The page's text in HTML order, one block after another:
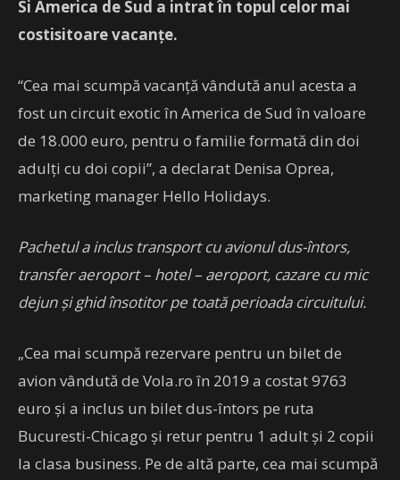
Si America de Sud a intrat în topul celor mai
costisitoare vacanţe.
“Cea mai scumpă vacanţă vândută anul acesta a
fost un circuit exotic în America de Sud în valoare
de 18.000 euro, pentru o familie formată din doi
adulţi cu doi copii”, a declarat Denisa Oprea,
marketing manager Hello Holidays.
Pachetul a inclus transport cu avionul dus-întors,
transfer aeroport – hotel – aeroport, cazare cu mic
dejun şi ghid însotitor pe toată perioada circuitului.
„Cea mai scumpă rezervare pentru un bilet de
avion vândută de Vola.ro în 2019 a costat 9763
euro şi a inclus un bilet dus-întors pe ruta
Bucuresti-Chicago şi retur pentru 1 adult şi 2 copii
la clasa business. Pe de altă parte, cea mai scumpă